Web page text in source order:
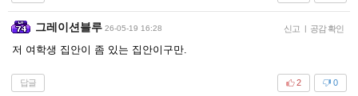
그레이션블루 26-05-19 16:28 신고 | 공감 확인
저 여학생 집안이 좀 있는 집안이구만.
답글 0
2